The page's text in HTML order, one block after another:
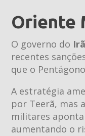
Oriente
O governo do Irã
recentes
que o
A estratégia
por Teerã, mas
militares
aumentando o